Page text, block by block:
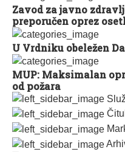
Zavod za javno
preporučen oprez
U Vrdniku obeležen
MUP: Maksimalan
od požara